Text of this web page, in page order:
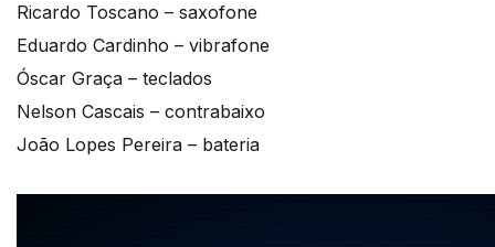
Ricardo Toscano – saxofone
Eduardo Cardinho – vibrafone
Óscar Graça – teclados
Nelson Cascais – contrabaixo
João Lopes Pereira – bateria